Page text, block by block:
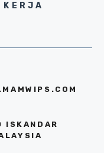
KERJA
ISKANDAR